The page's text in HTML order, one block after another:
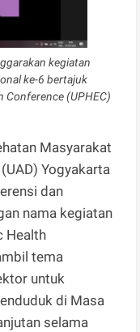
kegiatan
ke-6 bertajuk
Conference (UPHEC)
Masyarakat
Yogyakarta
dan
nama kegiatan
Health
tema
untuk
di Masa
selama